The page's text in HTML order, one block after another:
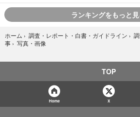
ランキングをもっと
ホーム › 調査・レポート・白書・ガイドライン ›
事 › 写真・画像
TOP
Home X